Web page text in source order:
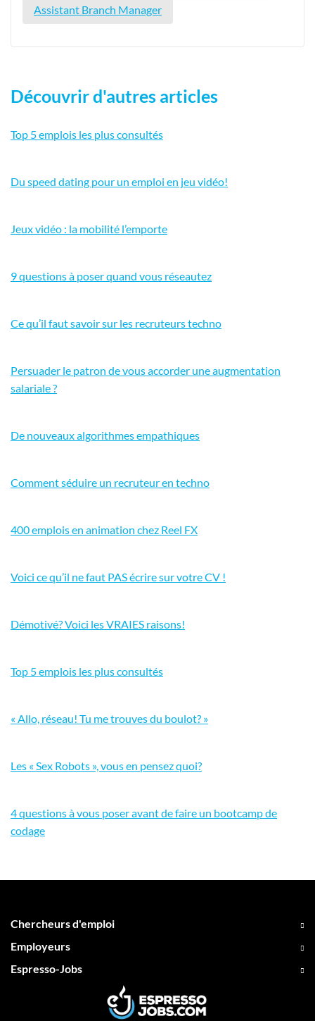
Assistant Branch Manager
Découvrir d'autres articles
Top 5 emplois les plus consultés
Du speed dating pour un emploi en jeu vidéo!
Jeux vidéo : la mobilité l’emporte
9 questions à poser quand vous réseautez
Ce qu’il faut savoir sur les recruteurs techno
Persuader le patron de vous accorder une augmentation
salariale ?
De nouveaux algorithmes empathiques
Comment séduire un recruteur en techno
400 emplois en animation chez Reel FX
Voici ce qu’il ne faut PAS écrire sur votre CV !
Démotivé? Voici les VRAIES raisons!
Top 5 emplois les plus consultés
« Allo, réseau! Tu me trouves du boulot? »
Les « Sex Robots », vous en pensez quoi?
4 questions à vous poser avant de faire un bootcamp de
codage
Chercheurs d'emploi
Employeurs
Espresso-Jobs